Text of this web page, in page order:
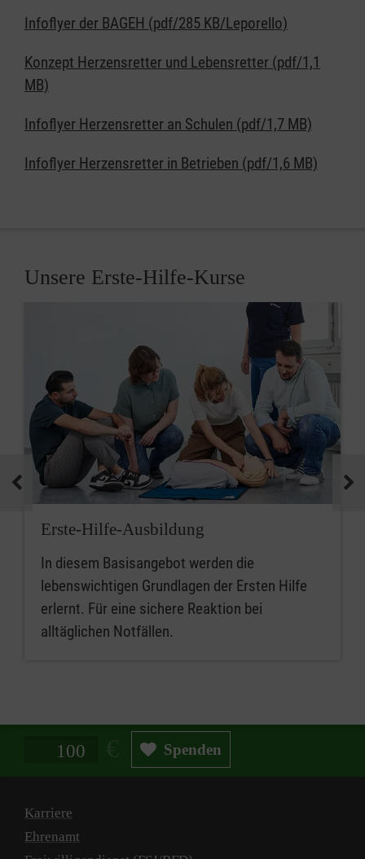
Infoflyer der BAGEH (pdf/285 KB/Leporello)
Konzept Herzensretter und Lebensretter (pdf/1,1
MB)
Infoflyer Herzensretter an Schulen (pdf/1,7 MB)
Infoflyer Herzensretter in Betrieben (pdf/1,6 MB)
Unsere Erste-Hilfe-Kurse
Erste-Hilfe-Ausbildung
In diesem Basisangebot werden die
lebenswichtigen Grundlagen der Ersten Hilfe
erlernt. Für eine sichere Reaktion bei
alltäglichen Notfällen.
Spendenbetrag in Euro Spenden
Karriere
Ehrenamt